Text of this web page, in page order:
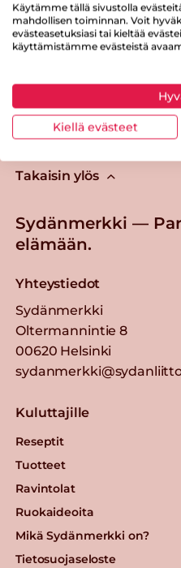
Tästä merkistä tunnistat
Sydänmerkki-tuotteen
Takaisin ylös
Sydänmerkki —
elämään.
Yhteystiedot
Sydänmerkki
Oltermannintie 8
00620 Helsinki
Kuluttajille
Reseptit
Tuotteet
Ravintolat
Ruokaideoita
Mikä Sydänmerkki on?
Tietosuojaseloste
Käytämme tällä sivustolla
mahdollisen toiminnan. Voit
evästeasetuksiasi tai kieltää
käyttämistämme evästeistä
Kiellä evästeet